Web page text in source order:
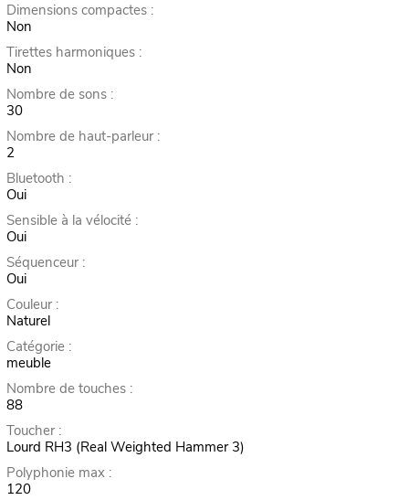
Dimensions compactes :
Non
Tirettes harmoniques :
Non
Nombre de sons :
30
Nombre de haut-parleur :
2
Bluetooth :
Oui
Sensible à la vélocité :
Oui
Séquenceur :
Oui
Couleur :
Naturel
Catégorie :
meuble
Nombre de touches :
88
Toucher :
Lourd RH3 (Real Weighted Hammer 3)
Polyphonie max :
120